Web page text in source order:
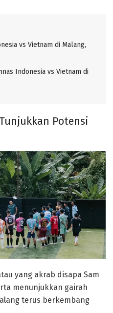
vs Vietnam di Malang,
Indonesia vs Vietnam di
Potensi
yang akrab disapa Sam
menunjukkan gairah
terus berkembang